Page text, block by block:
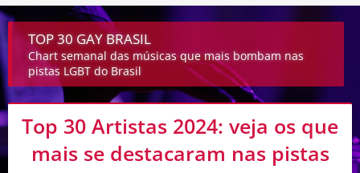
TOP 30 GAY BRASIL
Chart semanal das músicas que mais bombam nas
pistas LGBT do Brasil
Top 30 Artistas 2024: veja os que
mais se destacaram nas pistas